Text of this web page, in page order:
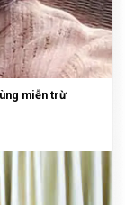
miễn trừ